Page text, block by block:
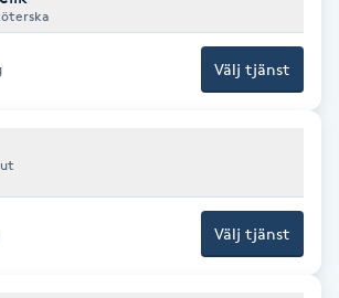
Välj tjänst
Välj tjänst